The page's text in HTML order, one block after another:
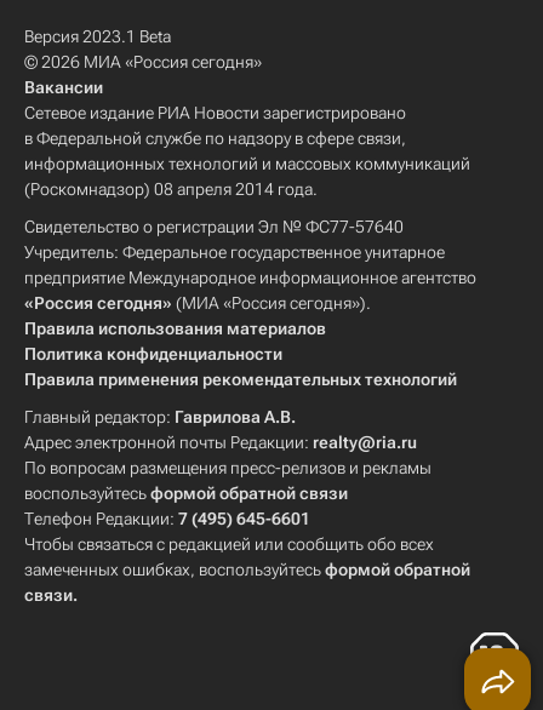
Версия 2023.1 Beta
© 2026 МИА «Россия сегодня»
Вакансии
Сетевое издание РИА Новости зарегистрировано
в Федеральной службе по надзору в сфере связи,
информационных технологий и массовых коммуникаций
(Роскомнадзор) 08 апреля 2014 года.
Свидетельство о регистрации Эл № ФС77-57640
Учредитель: Федеральное государственное унитарное
предприятие Международное информационное агентство
«Россия сегодня» (МИА «Россия сегодня»).
Правила использования материалов
Политика конфиденциальности
Правила применения рекомендательных технологий
Главный редактор: Гаврилова А.В.
Адрес электронной почты Редакции: realty@ria.ru
По вопросам размещения пресс-релизов и рекламы
воспользуйтесьформой обратной связи
Телефон Редакции: 7 (495) 645-6601
Чтобы связаться с редакцией или сообщить обо всех
замеченных ошибках, воспользуйтесьформой обратной
связи.